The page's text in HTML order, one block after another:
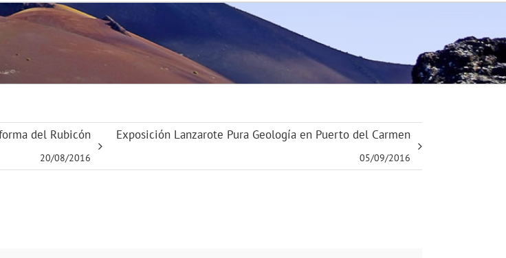
del Rubicón
20/08/2016
Exposición Lanzarote Pura Geología en Puerto del Carmen
05/09/2016